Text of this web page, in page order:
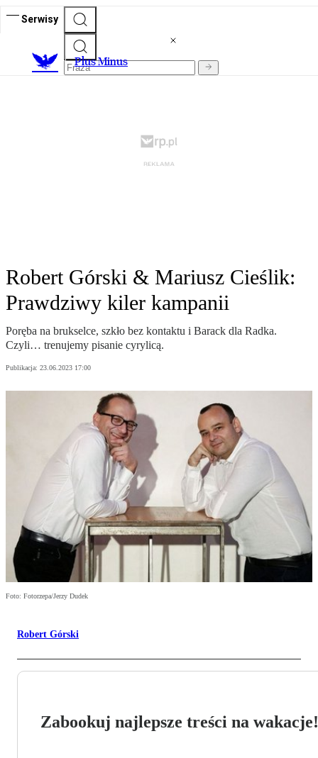
Serwisy
Plus Minus
Robert Górski & Mariusz Cieślik:
Prawdziwy kiler kampanii
Poręba na brukselce, szkło bez kontaktu i Barack dla Radka.
Czyli… trenujemy pisanie cyrylicą.
Publikacja: 23.06.2023 17:00
Foto: Fotorzepa/Jerzy Dudek
Robert Górski
Zabookuj najlepsze treści na wakacje!